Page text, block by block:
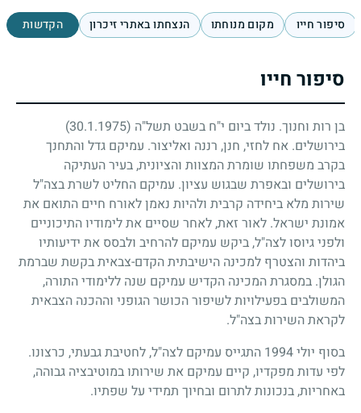
סיפור חייו מקום מנוחתו הנצחתו באתרי זיכרון הקדשות
סיפור חייו
בן רות וחנוך. נולד ביום י"ח בשבט תשל"ה (30.1.1975)
בירושלים. אח לחזי, חנן, רננה ואליצור. עמיקם גדל והתחנך
בקרב משפחתו שומרת המצוות והציונית, בעיר העתיקה
בירושלים ובאפרת שבגוש עציון. עמיקם החליט לשרת בצה"ל
שירות מלא ביחידה קרבית ולהיות נאמן לאורח חיים התואם את
אמונת ישראל. לאור זאת, לאחר שסיים את לימודיו התיכוניים
ולפני גיוסו לצה"ל, ביקש עמיקם להרחיב ולבסס את ידיעותיו
ביהדות והצטרף למכינה הישיבתית הקדם-צבאית בקשת שברמת
הגולן. במסגרת המכינה הקדיש עמיקם שנה ללימודי התורה,
המשולבים בפעילויות לשיפור הכושר הגופני וההכנה הצבאית
לקראת השירות בצה"ל.
בסוף יולי1994 התגייס עמיקם לצה"ל, לחטיבת גבעתי, כרצונו.
לפי עדות מפקדיו, קיים עמיקם את שירותו במוטיבציה גבוהה,
באחריות, בנכונות לתרום ובחיוך תמידי על שפתיו.